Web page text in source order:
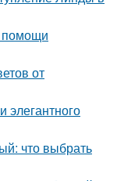
помощи
от
элегантного
что выбрать